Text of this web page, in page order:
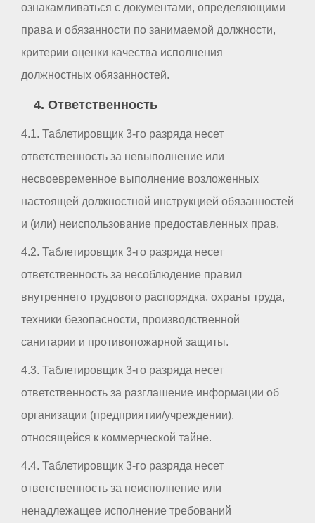
ознакамливаться с документами, определяющими
права и обязанности по занимаемой должности,
критерии оценки качества исполнения
должностных обязанностей.
4. Ответственность
4.1. Таблетировщик 3-го разряда несет
ответственность за невыполнение или
несвоевременное выполнение возложенных
настоящей должностной инструкцией обязанностей
и (или) неиспользование предоставленных прав.
4.2. Таблетировщик 3-го разряда несет
ответственность за несоблюдение правил
внутреннего трудового распорядка, охраны труда,
техники безопасности, производственной
санитарии и противопожарной защиты.
4.3. Таблетировщик 3-го разряда несет
ответственность за разглашение информации об
организации (предприятии/учреждении),
относящейся к коммерческой тайне.
4.4. Таблетировщик 3-го разряда несет
ответственность за неисполнение или
ненадлежащее исполнение требований